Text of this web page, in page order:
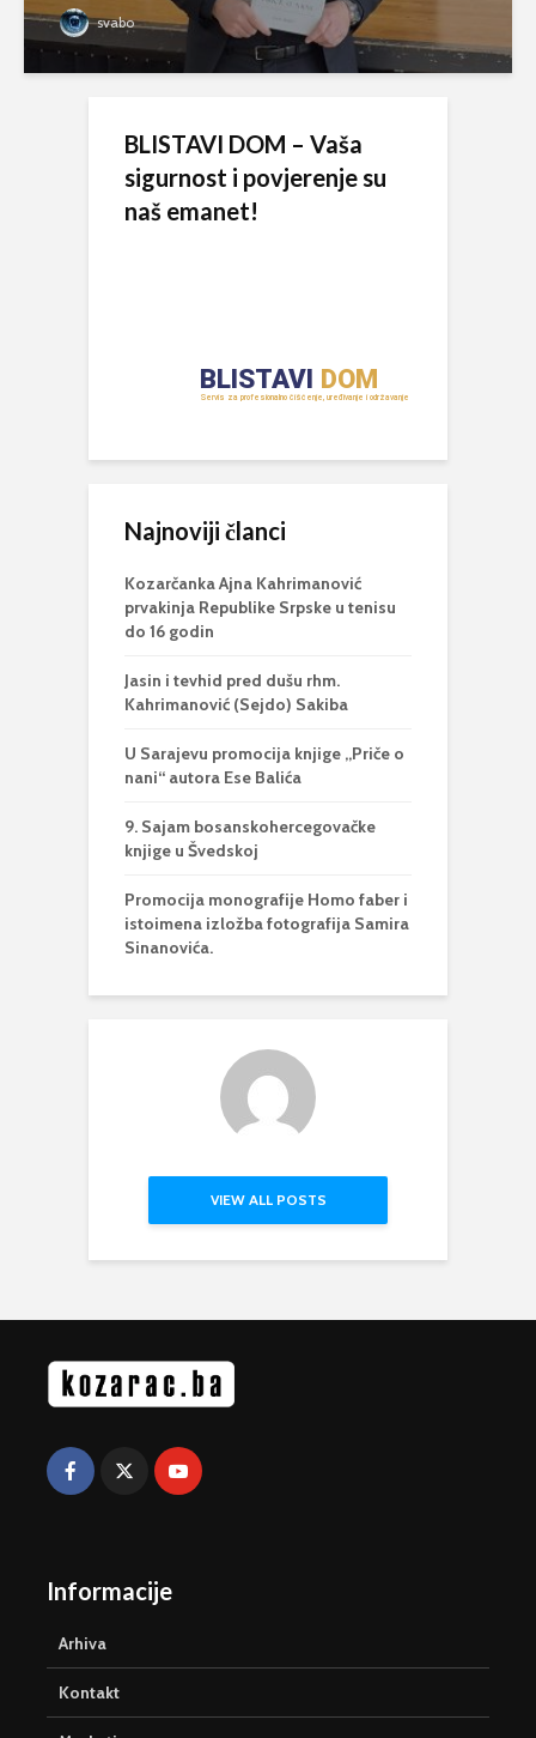
svabo
BLISTAVI DOM – Vaša
sigurnost i povjerenje su
naš emanet!
Najnoviji članci
Kozarčanka Ajna Kahrimanović
prvakinja Republike Srpske u tenisu
do 16 godin
Jasin i tevhid pred dušu rhm.
Kahrimanović (Sejdo) Sakiba
U Sarajevu promocija knjige „Priče o
nani“ autora Ese Balića
9. Sajam bosanskohercegovačke
knjige u Švedskoj
Promocija monografije Homo faber i
istoimena izložba fotografija Samira
Sinanovića.
VIEW ALL POSTS
Informacije
Arhiva
Kontakt